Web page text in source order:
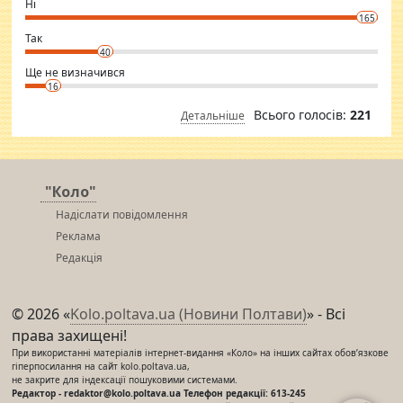
conscious in order to keep yourself fit and regularly go to the health
club.
⇒ sakshimirchandani.com
Ні
165
Так
40
Ще не визначився
16
Детальніше Всього голосів: 221
"Коло"
Надіслати повідомлення
Реклама
Редакція
© 2026 «Kolo.poltava.ua (Новини Полтави)» - Всі
права захищені!
При використанні матеріалів інтернет-видання «Коло» на інших сайтах обов’язкове
гіперпосилання на сайт kolo.poltava.ua,
не закрите для індексації пошуковими системами.
Редактор - redaktor@kolo.poltava.ua Телефон редакції: 613-245